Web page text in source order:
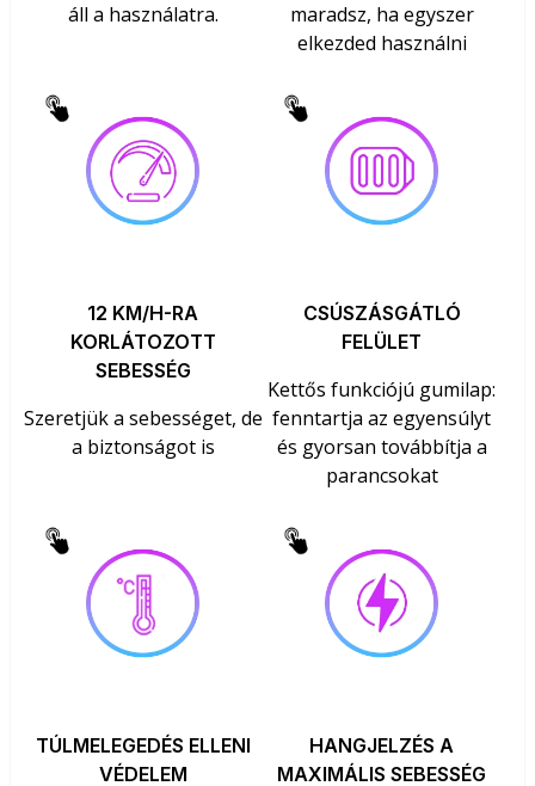
áll a használatra.
maradsz, ha egyszer
elkezded használni
12 KM/H-RA
KORLÁTOZOTT
SEBESSÉG
Szeretjük a sebességet, de
a biztonságot is
CSÚSZÁSGÁTLÓ
FELÜLET
Kettős funkciójú gumilap:
fenntartja az egyensúlyt
és gyorsan továbbítja a
parancsokat
TÚLMELEGEDÉS ELLENI
VÉDELEM
HANGJELZÉS A
MAXIMÁLIS SEBESSÉG